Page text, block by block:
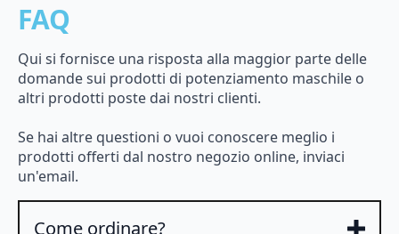
FAQ
Qui si fornisce una risposta alla maggior parte delle
domande sui prodotti di potenziamento maschile o
altri prodotti poste dai nostri clienti.
Se hai altre questioni o vuoi conoscere meglio i
prodotti offerti dal nostro negozio online, inviaci
un'email.
Come ordinare?